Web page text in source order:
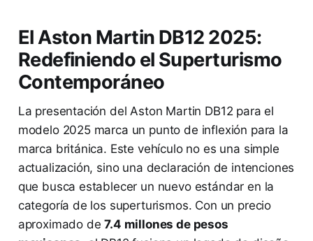
El Aston Martin DB12 2025:
Redefiniendo el Superturismo
Contemporáneo
La presentación del Aston Martin DB12 para el
modelo 2025 marca un punto de inflexión para la
marca británica. Este vehículo no es una simple
actualización, sino una declaración de intenciones
que busca establecer un nuevo estándar en la
categoría de los superturismos. Con un precio
aproximado de7.4 millones de pesos